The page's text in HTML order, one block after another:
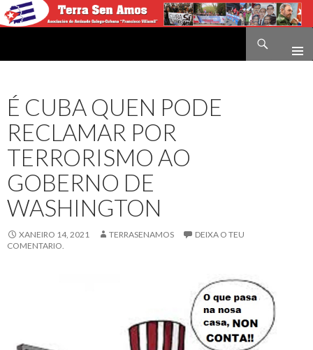
É CUBA QUEN PODE
RECLAMAR POR
TERRORISMO AO
GOBERNO DE
WASHINGTON
XANEIRO 14, 2021 TERRASENAMOS
DEIXA O TEU
COMENTARIO.